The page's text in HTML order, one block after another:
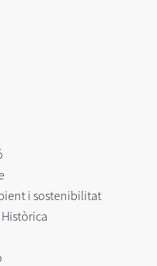
i sostenibilitat